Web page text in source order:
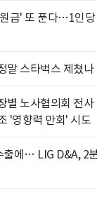
금' 또 푼다…1인당
말 스타벅스 제쳤나
별 노사협의회 전
'영향력 만회' 시도
에… LIG D&A, 2